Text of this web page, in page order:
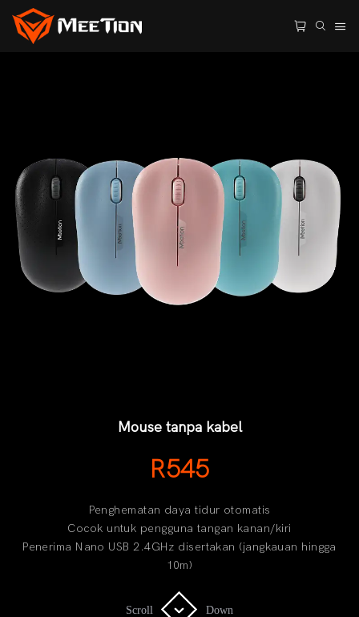
Mouse tanpa kabel
R545
Penghematan daya tidur otomatis
Cocok untuk pengguna tangan kanan/kiri
Penerima Nano USB 2.4GHz disertakan (jangkauan hingga
10m)
Scroll Down
Scroll Down